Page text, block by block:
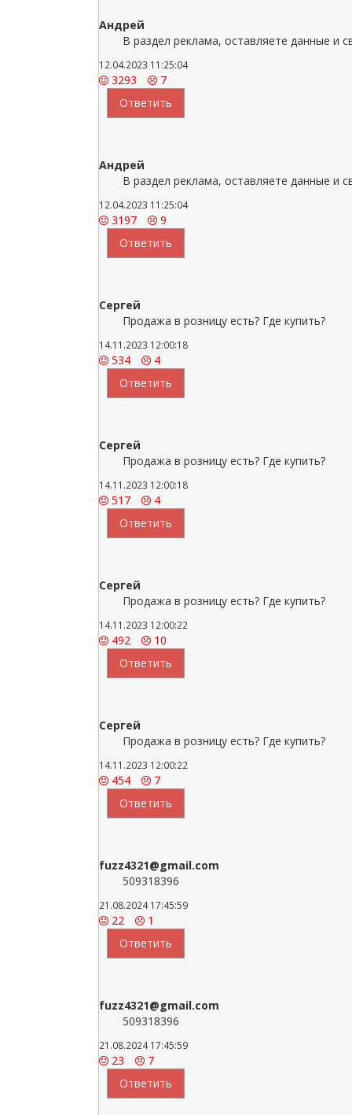
Андрей
В раздел реклама, оставляете данные и
12.04.2023 11:25:04
3293
7
Ответить
Андрей
В раздел реклама, оставляете данные и
12.04.2023 11:25:04
3197
9
Ответить
Сергей
Продажа в розницу есть? Где купить?
14.11.2023 12:00:18
534
4
Ответить
Сергей
Продажа в розницу есть? Где купить?
14.11.2023 12:00:18
517
4
Ответить
Сергей
Продажа в розницу есть? Где купить?
14.11.2023 12:00:22
492
10
Ответить
Сергей
Продажа в розницу есть? Где купить?
14.11.2023 12:00:22
454
7
Ответить
fuzz4321@gmail.com
509318396
21.08.2024 17:45:59
22
1
Ответить
fuzz4321@gmail.com
509318396
21.08.2024 17:45:59
23
7
Ответить